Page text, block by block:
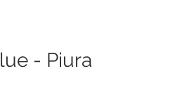
- Piura